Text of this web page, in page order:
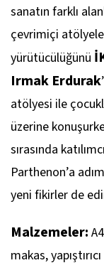
sanatın farklı
çevrimiçi
yürütücülüğünü
Irmak Erdurak
atölyesi ile
üzerine
sırasında
Parthenon’a
yeni fikirler de
Malzemeler:
makas, yapıştırıcı